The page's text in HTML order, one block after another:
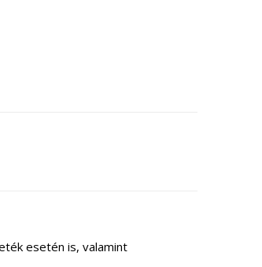
esetén is, valamint